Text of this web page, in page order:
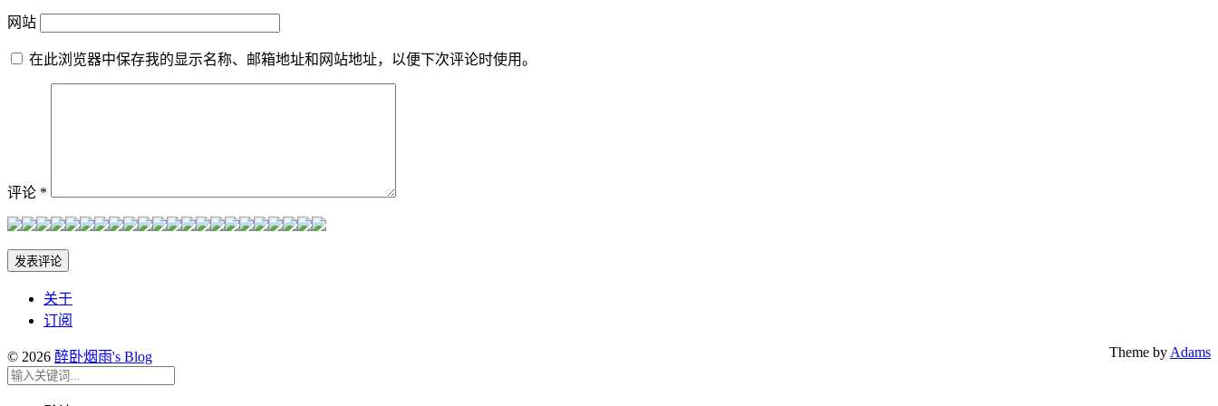
网站
在此浏览器中保存我的显示名称、邮箱地址和网站地址，以便下次评论时使用。
评论 *
关于
订阅
© 2026 醉卧烟雨's Blog Theme by Adams